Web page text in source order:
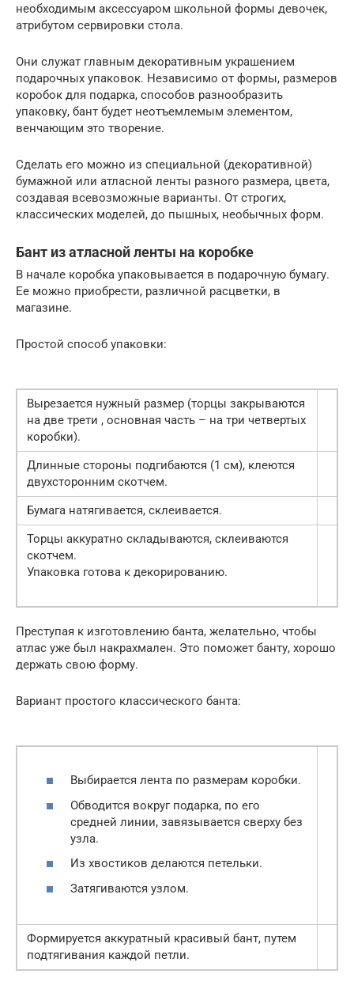
необходимым аксессуаром школьной формы девочек,
атрибутом сервировки стола.
Они служат главным декоративным украшением
подарочных упаковок. Независимо от формы, размеров
коробок для подарка, способов разнообразить
упаковку, бант будет неотъемлемым элементом,
венчающим это творение.
Сделать его можно из специальной (декоративной)
бумажной или атласной ленты разного размера, цвета,
создавая всевозможные варианты. От строгих,
классических моделей, до пышных, необычных форм.
Бант из атласной ленты на коробке
В начале коробка упаковывается в подарочную бумагу.
Ее можно приобрести, различной расцветки, в
магазине.
Простой способ упаковки:
Вырезается нужный размер (торцы закрываются
на две трети , основная часть – на три четвертых
коробки).
Длинные стороны подгибаются (1 см), клеются
двухсторонним скотчем.
Бумага натягивается, склеивается.
Торцы аккуратно складываются, склеиваются
скотчем.
Упаковка готова к декорированию.
Преступая к изготовлению банта, желательно, чтобы
атлас уже был накрахмален. Это поможет банту, хорошо
держать свою форму.
Вариант простого классического банта:
Выбирается лента по размерам коробки.
Обводится вокруг подарка, по его
средней линии, завязывается сверху без
узла.
Из хвостиков делаются петельки.
Затягиваются узлом.
Формируется аккуратный красивый бант, путем
подтягивания каждой петли.